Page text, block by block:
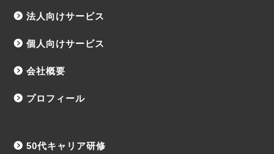
法人向けサービス
個人向けサービス
会社概要
プロフィール
50代キャリア研修